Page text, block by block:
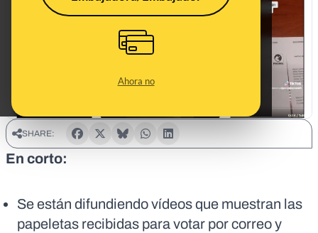
Ahora no
SHARE:
En corto:
Se están difundiendo vídeos que muestran las
papeletas recibidas para votar por correo y